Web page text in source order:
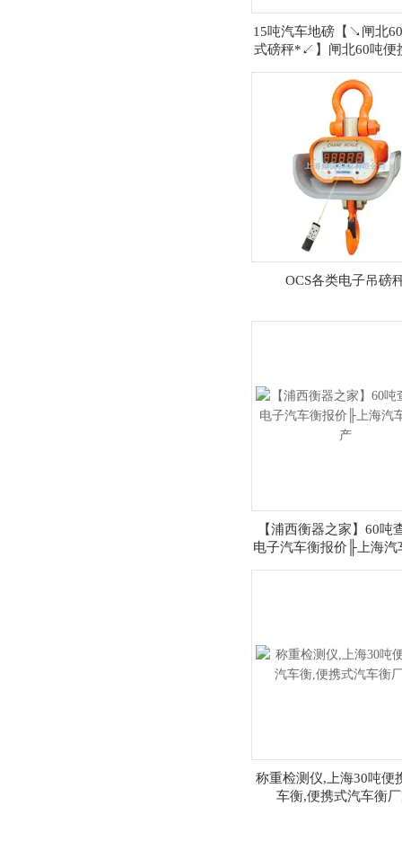
15吨汽车地磅【↘闸北
式磅秤*↙】闸北60吨便
OCS各类电子吊磅
【浦西衡器之家】60吨
电子汽车衡报价╟上海汽
称重检测仪,上海30吨便
车衡,便携式汽车衡